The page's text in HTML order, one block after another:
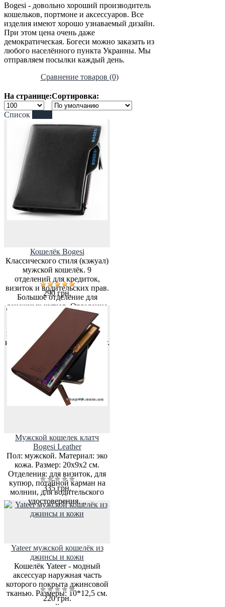
Bogesi - довольно хороший производитель
кошельков, портмоне и аксессуаров. Все
изделия имеют хорошо узнаваемый дизайн.
При этом цена очень даже
демократическая. Богеси можно заказать из
любого населённого пункта Украины. Мы
отправляем посылки каждый день.
Сравнение товаров (0)
На странице:Сортировка:
Список
Кошелёк Bogesi
Классического стиля (кэжуал)
мужской кошелёк. 9
отделений для кредиток,
визиток и водительских прав.
Большое отделение для
денежных купюр. Отделение
для мелочи на молнии. По
краям кошелёк прошит
прочными нитками. Размеры
изделия: 10 х 12 см. Вес: 110 г.
Кошелёк доступен в трёх
цветах: чер..
290 грн.
Мужской кошелек клатч
Bogesi Leather
Пол: мужской. Материал: эко
кожа. Размер: 20х9х2 см.
Отделения: для визиток, для
купюр, потайной карман на
молнии, для водительского
удостоверения. ..
335 грн.
Yateer мужской кошелёк из
джинсы и кожи
Кошелёк Yateer - модный
аксессуар наружная часть
которого покрыта джинсовой
тканью. Размеры: 10*12,5 см.
..
220 грн.